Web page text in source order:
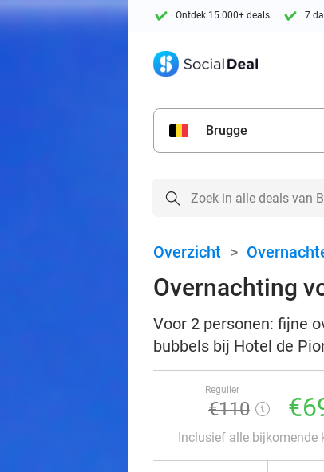
Ontdek 15.000+ deals 7
Brugge
Overzicht >
Overnachting
Voor 2 personen: fijne
bubbels bij Hotel de
Regulier
€110
Inclusief alle bijkomende